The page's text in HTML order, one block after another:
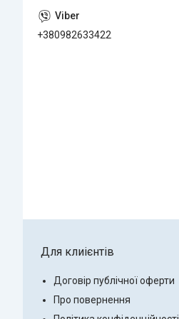
+380982633422
Для клиієнтів
Договір публічної оферти
Про повернення